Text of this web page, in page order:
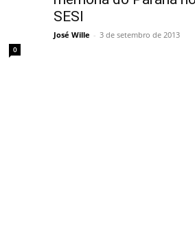
0
SESI
José Wille - 3 de setembro de 2013